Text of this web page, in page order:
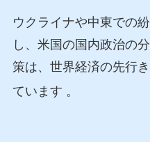
ウクライナや中東での
し、米国の国内政治の
策は、世界経済の先行
ています 。